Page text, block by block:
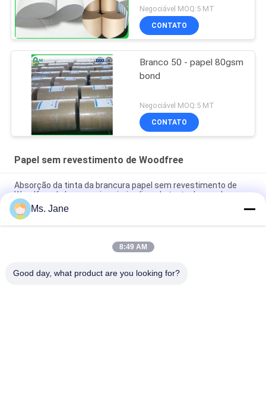
para a impressão
deslocada
Negociável MOQ:5 MT
CONTATO
Branco 50 - papel 80gsm
bond
Negociável MOQ:5 MT
CONTATO
Papel sem revestimento de Woodfree
Absorção da tinta da brancura papel sem revestimento de
Woodfree da boa para imprimir o livro de texto da escola
Os CF 9,5" dos CB CFB x 11" papel do NCR do papel sem
carbônio para impressoras térmicas cancelam a imagem
Papel de pedra sintético biodegradável de 160um 200um para
Ms. Jane
8:49 AM
Good day, what product are you looking for?